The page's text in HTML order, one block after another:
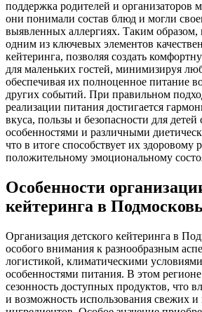
поддержка родителей и организаторов
они понимали состав блюд и могли
выявленных аллергиях. Таким образом,
одним из ключевых элементов
кейтеринга, позволяя создать
для маленьких гостей, минимизируя
обеспечивая их полноценное питание
других событий. При правильном
реализации питания достигается
вкуса, пользы и безопасности для детей
особенностями и различными
что в итоге способствует их здоровому
положительному эмоциональному
Особенности
кейтеринга в
Организация детского кейтеринга в
особого внимания к разнообразным
логистикой, климатическими
особенностями питания. В этом
сезонность доступных продуктов, что
и возможность использования свежих и